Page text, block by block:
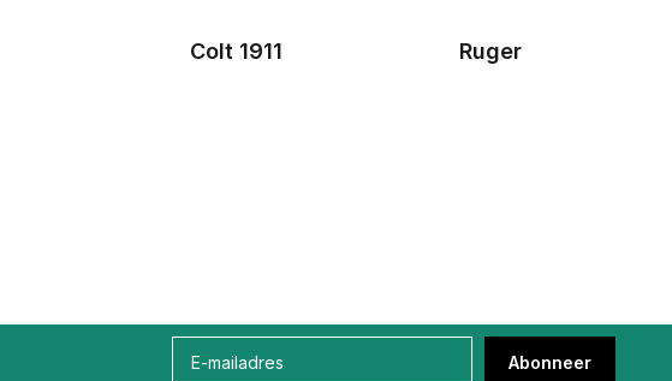
Colt 1911 Ruger
Abonneer